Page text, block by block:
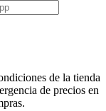
de la tienda
de precios en